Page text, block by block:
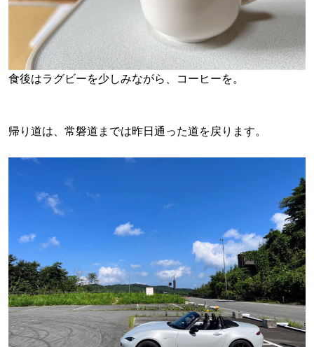
食後はラグビーを少しみながら、コーヒーを。
帰り道は、常磐道までは昨日通った道を戻ります。